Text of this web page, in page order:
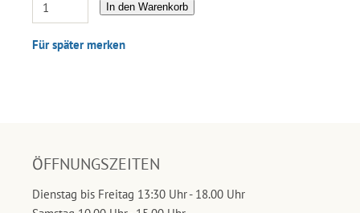
In den Warenkorb
Für später merken
ÖFFNUNGSZEITEN
Dienstag bis Freitag 13:30 Uhr - 18.00 Uhr